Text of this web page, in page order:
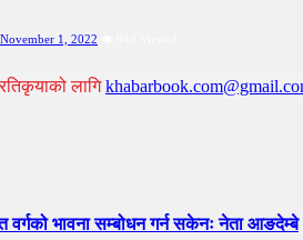
November 1, 2022
लागि
वर्गको भावना सम्बोधन गर्न सकेनः नेता आङदेम्बे